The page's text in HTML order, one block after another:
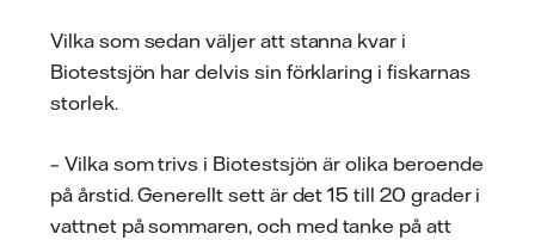
Vilka som sedan väljer att stanna kvar i
Biotestsjön har delvis sin förklaring i fiskarnas
storlek.
– Vilka som trivs i Biotestsjön är olika beroende
på årstid. Generellt sett är det 15 till 20 grader i
vattnet på sommaren, och med tanke på att